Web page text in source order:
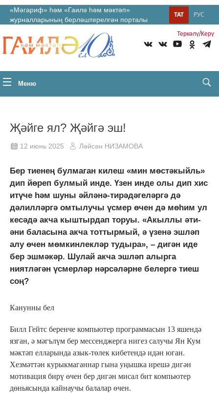
«Мәгариф» һәм «Гаилә һәм мәктәп»
журналларының берләштерелгән порталы
РУС
ТАТ
Теркəлү/Керү
Меню
Җәйге ял? Җәйгә эш!
12 июнь 2025 Ләйсән НИЗАМОВА
Бер тиенең булмаган килеш «мин мөстәкыйль»
дип йөреп булмый инде. Үзен инде олы дип хис
итүче һәм шуны әйләнә-тирәдәгеләргә дә
дәлилләргә омтылучы үсмер өчен дә мөһим ул
кесәдә акча кыштырдап торуы. «Акыллы әти-
әни баласына акча тоттырмый, ә үзенә эшләп
алу өчен мөмкинлекләр тудыра», – дигән иде
бер эшмәкәр. Шулай акча эшләп алырга
ниятләгән үсмерләр нәрсәләрне белергә тиеш
соң?
Канунны бел
Билл Гейтс беренче компьютер программасын 13 яшендә
язган, ә мәгълүм бер мессенджерга нигез салучы Ян Кум
мәктәп елларында азык-төлек кибетендә идән юган.
Хезмәттән курыкмаганнар гына уңышка ирешә дигән
мотивация бирү өчен бер дигән мисал бит компьютер
дөньясында кайнаучы балалар өчен.